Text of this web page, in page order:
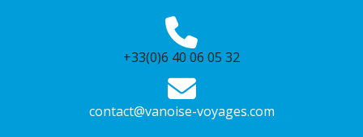
+33(0)6 40 06 05 32
contact@vanoise-voyages.com